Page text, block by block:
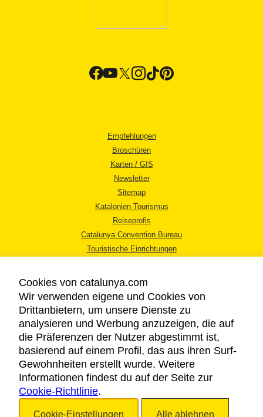
Empfehlungen
Broschüren
Karten / GIS
Newsletter
Sitemap
Katalonien Tourismus
Reiseprofis
Catalunya Convention Bureau
Touristische Einrichtungen
RECHTLICHER HINWEIS
DATENSCHUTZICHTLINIE
COOKIES
BARRIEREFREIHEIT
Cookies von catalunya.com
Wir verwenden eigene und Cookies von
Drittanbietern, um unsere Dienste zu
analysieren und Werbung anzuzeigen, die auf
die Präferenzen der Nutzer abgestimmt ist,
basierend auf einem Profil, das aus ihren Surf-
Gewohnheiten erstellt wurde. Weitere
Informationen findest du auf der Seite zur
Cookie-Richtlinie.
Cookie-Einstellungen Alle ablehnen